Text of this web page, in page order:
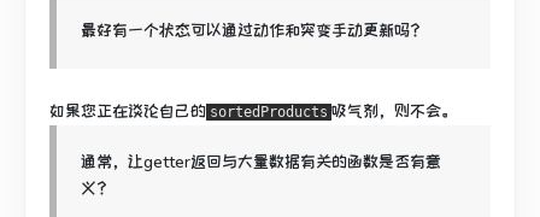
最好有一个状态可以通过动作和突变手动更新吗？
如果您正在谈论自己的 sortedProducts 吸气剂，则不会。
通常，让getter返回与大量数据有关的函数是否有意
义？